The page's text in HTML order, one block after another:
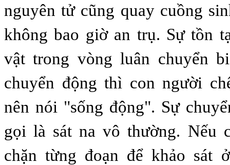
nguyên tử cũng quay cuồng
không bao giờ an trụ. Sự tồn
vật trong vòng luân chuyển
chuyển động thì con người
nên nói "sống động". Sự
gọi là sát na vô thường. Nếu
chặn từng đoạn để khảo sát